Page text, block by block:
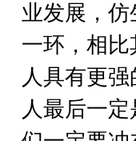
业发展，
一环，相
人具有更
人最后一